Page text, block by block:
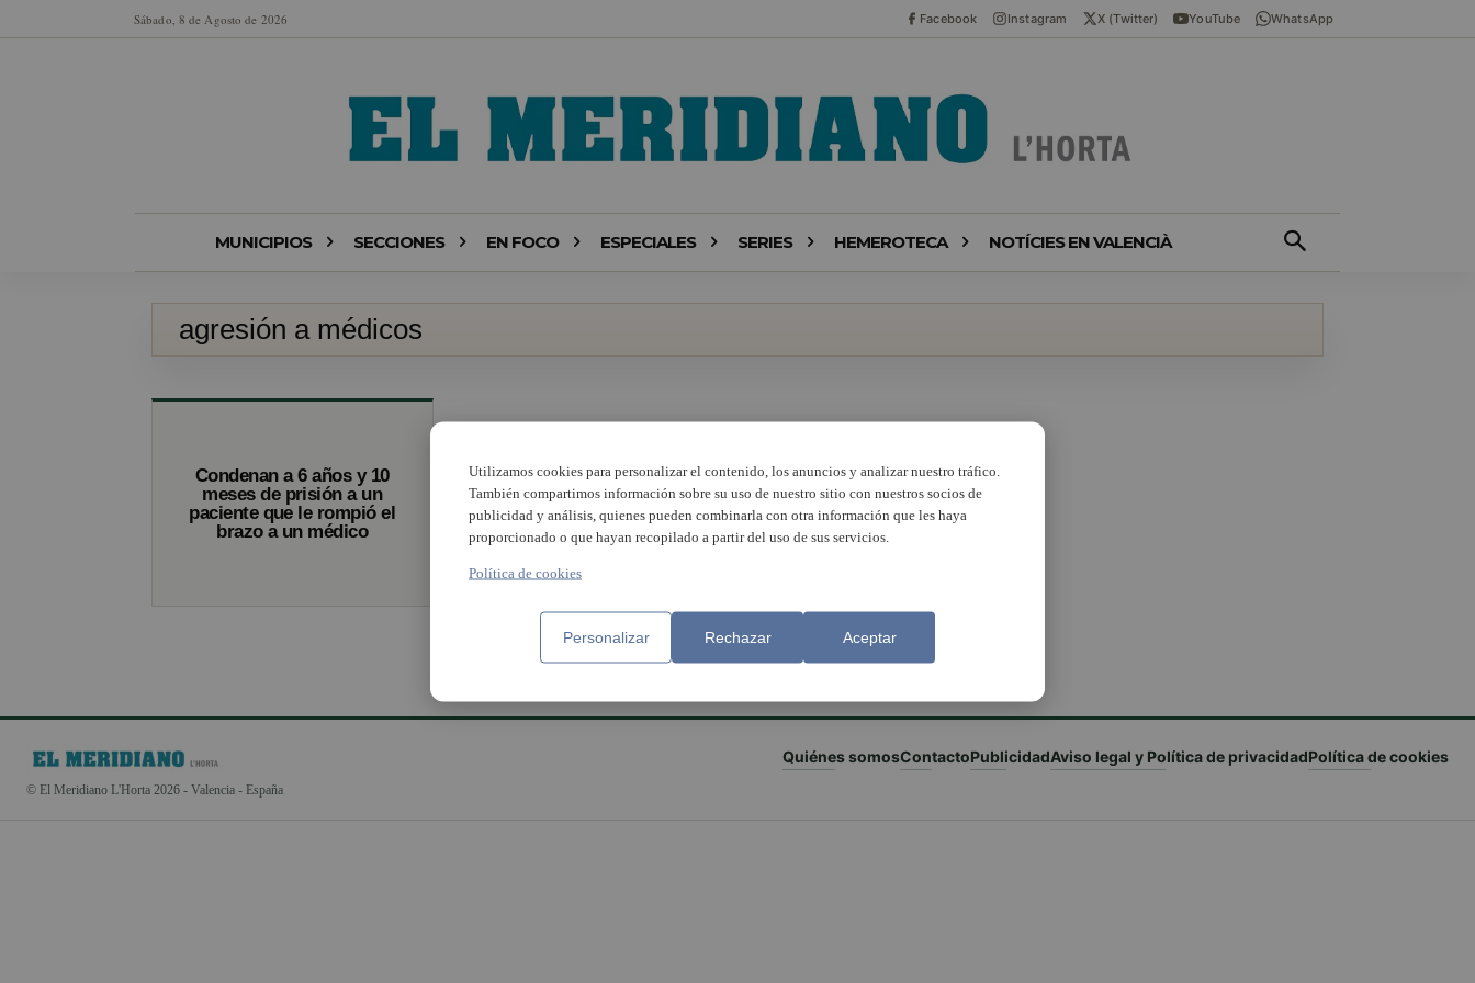
Sábado, 8 de Agosto de 2026 Facebook Instagram X (Twitter) YouTube WhatsApp
MUNICIPIOS SECCIONES EN FOCO ESPECIALES SERIES HEMEROTECA NOTÍCIES EN VALENCIÀ
agresión a médicos
Condenan a 6 años y 10
meses de prisión a un
paciente que le rompió el
brazo a un médico
© El Meridiano L'Horta 2026 - Valencia - España
Quiénes somosContactoPublicidadAviso legal y Política de privacidadPolítica de cookies
Utilizamos cookies para personalizar el contenido, los anuncios y analizar nuestro tráfico.
También compartimos información sobre su uso de nuestro sitio con nuestros socios de
publicidad y análisis, quienes pueden combinarla con otra información que les haya
proporcionado o que hayan recopilado a partir del uso de sus servicios.
Política de cookies
Personalizar Rechazar Aceptar